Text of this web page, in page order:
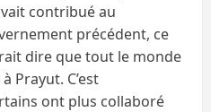
contribué au
précédent, ce
dire que tout le monde
Prayut. C’est
ont plus collaboré